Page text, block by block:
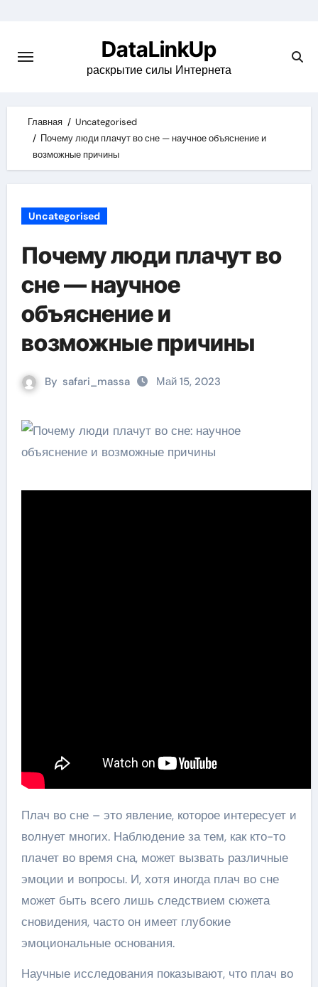
content
DataLinkUp
раскрытие силы Интернета
Главная
Uncategorised
Почему люди плачут во сне — научное объяснение и
возможные причины
Uncategorised
Почему люди плачут во
сне — научное
объяснение и
возможные причины
By safari_massa Май 15, 2023
Плач во сне – это явление, которое интересует и
волнует многих. Наблюдение за тем, как кто-то
плачет во время сна, может вызвать различные
эмоции и вопросы. И, хотя иногда плач во сне
может быть всего лишь следствием сюжета
сновидения, часто он имеет глубокие
эмоциональные основания.
Научные исследования показывают, что плач во